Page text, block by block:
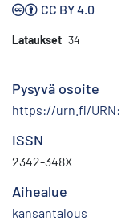
CC BY 4.0
Lataukset 34
Pysyvä osoite
https://urn.fi/
ISSN
2342-348X
Aihealue
kansantalous